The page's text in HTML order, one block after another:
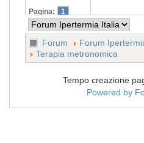
Pagina: 1
Forum Forum
Terapia metronomica
Tempo creazione
Powered by